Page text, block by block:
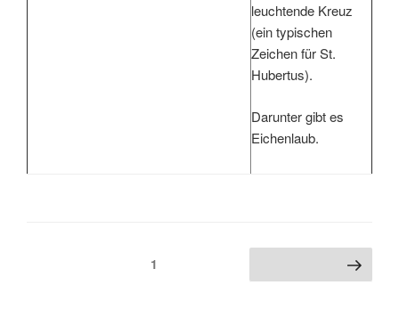
leuchtende Kreuz
(ein typischen
Zeichen für St.
Hubertus).
Darunter gibt es
Eichenlaub.
Seitennummerierung
1 Nächste Seite